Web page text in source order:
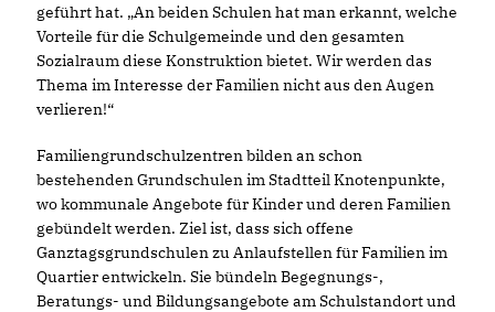
geführt hat. „An beiden Schulen hat man erkannt, welche
Vorteile für die Schulgemeinde und den gesamten
Sozialraum diese Konstruktion bietet. Wir werden das
Thema im Interesse der Familien nicht aus den Augen
verlieren!“
Familiengrundschulzentren bilden an schon
bestehenden Grundschulen im Stadtteil Knotenpunkte,
wo kommunale Angebote für Kinder und deren Familien
gebündelt werden. Ziel ist, dass sich offene
Ganztagsgrundschulen zu Anlaufstellen für Familien im
Quartier entwickeln. Sie bündeln Begegnungs-,
Beratungs- und Bildungsangebote am Schulstandort und